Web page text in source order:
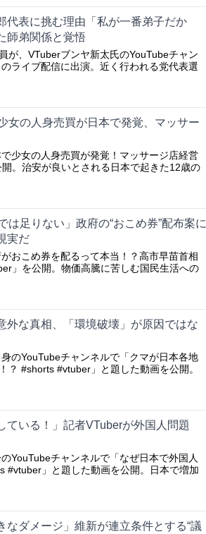
代表に挑む理由「私が一番弟子だか
師弟関係と覚悟
が、VTuberブンヤ新太氏のYouTubeチャン
ライブ配信に出演。近く行われる党代表選
女の人身売買が日本で発覚、マッサー
少女の人身売買が発覚！マッサージ店経営
。治安が良いとされる日本で起きた12歳の
は足りない」政府の“おこめ券”配布案に
実だ
おこめ券を配るって本当！？高市早苗首相
」を公開。物価高騰に苦しむ国民生活への
外な真相、「環境破壊」が原因ではな
のYouTubeチャンネルで「クマが日本各地
？ #shorts #vtuber」と題した動画を公開。
ている！」記者VTuberが外国人問題
YouTubeチャンネルで「なぜ日本で外国人
#vtuber」と題した動画を公開。日本で増加
なダメージ」維新が連立条件とする“議